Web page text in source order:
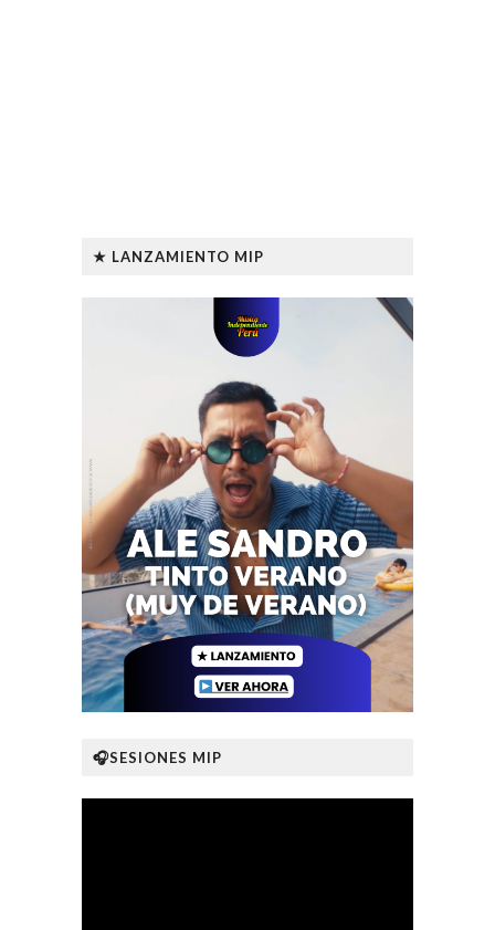
★ LANZAMIENTO MIP
🎧SESIONES MIP